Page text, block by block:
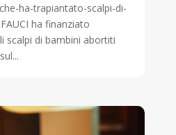
ha-trapiantato-scalpi-di-
ha finanziato
scalpi di bambini abortiti